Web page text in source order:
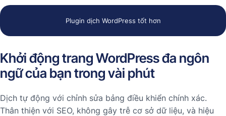
Plugin dịch WordPress tốt hơn
Khởi động trang WordPress đa ngôn
ngữ của bạn trong vài phút
Dịch tự động với chỉnh sửa bảng điều khiển chính xác.
Thân thiện với SEO, không gây trễ cơ sở dữ liệu, và hiệu